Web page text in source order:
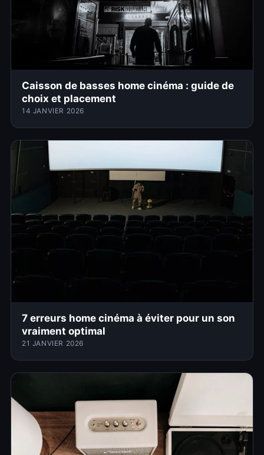
Caisson de basses home cinéma : guide de
choix et placement
14 JANVIER 2026
7 erreurs home cinéma à éviter pour un son
vraiment optimal
21 JANVIER 2026